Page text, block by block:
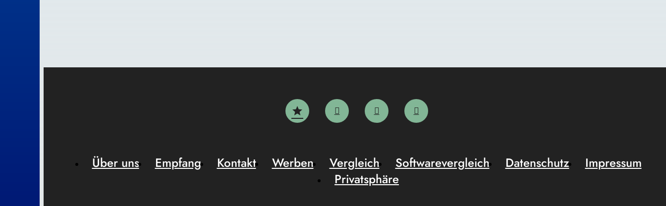
Über uns Empfang Kontakt Werben Vergleich Softwarevergleich Datenschutz
Impressum
Privatsphäre